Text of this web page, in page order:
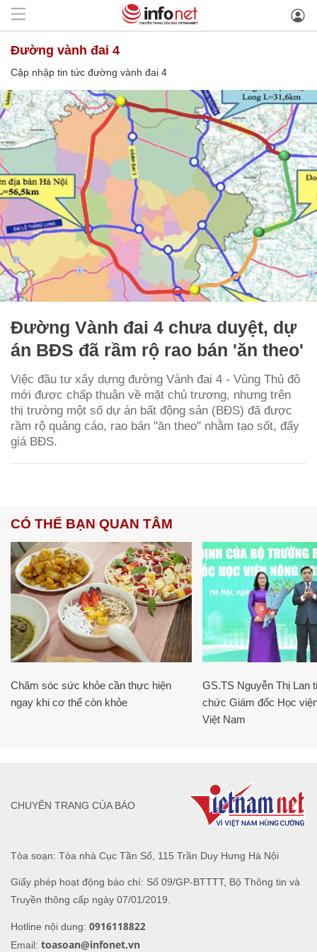
đường vành đai 4
Cập nhập tin tức đường vành đai 4
Đường Vành đai 4 chưa duyệt, dự
án BĐS đã rầm rộ rao bán 'ăn theo'
Việc đầu tư xây dựng đường Vành đai 4 - Vùng Thủ đô
mới được chấp thuận về mặt chủ trương, nhưng trên
thị trường một số dự án bất động sản (BĐS) đã được
rầm rộ quảng cáo, rao bán "ăn theo" nhằm tạo sốt, đẩy
giá BĐS.
CÓ THỂ BẠN QUAN TÂM
Chăm sóc sức khỏe cần thực hiện
ngay khi cơ thể còn khỏe
GS.TS Nguyễn Thị Lan
chức Giám đốc Học
Việt Nam
Tòa soạn: Tòa nhà Cục Tần Số, 115 Trần Duy Hưng Hà Nội
Giấy phép hoạt động báo chí: Số 09/GP-BTTTT, Bộ Thông tin và
Truyền thông cấp ngày 07/01/2019.
Hotline nội dung: 0916118822
Email: toasoan@infonet.vn
CHUYÊN TRANG CỦA BÁO